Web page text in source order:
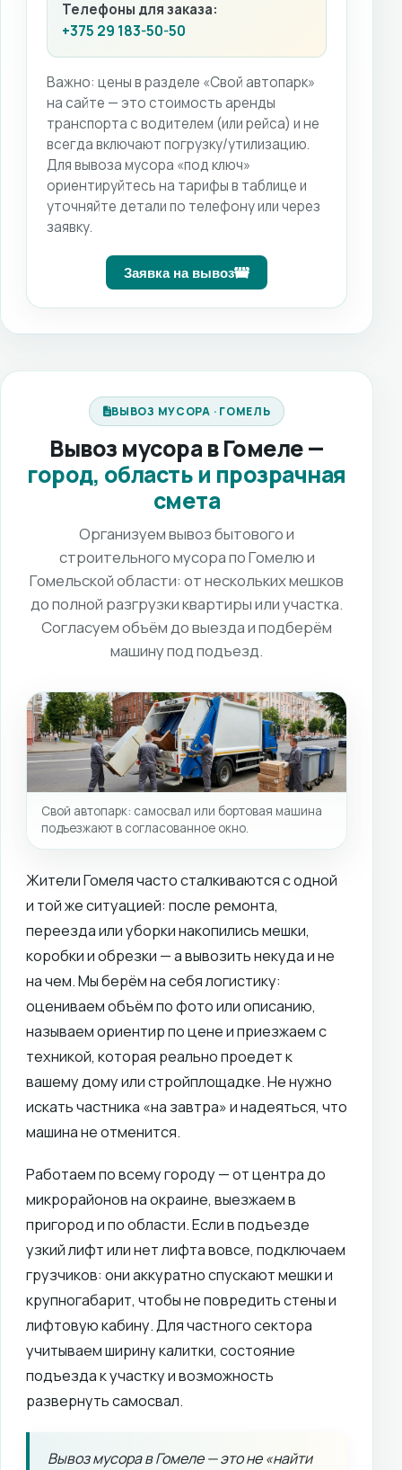
Телефоны для заказа:
+375 29 183-50-50
Важно: цены в разделе «Свой автопарк»
на сайте — это стоимость аренды
транспорта с водителем (или рейса) и не
всегда включают погрузку/утилизацию.
Для вывоза мусора «под ключ»
ориентируйтесь на тарифы в таблице и
уточняйте детали по телефону или через
заявку.
Заявка на вывоз
ВЫВОЗ МУСОРА · ГОМЕЛЬ
Вывоз мусора в Гомеле —
город, область и прозрачная
смета
Организуем вывоз бытового и
строительного мусора по Гомелю и
Гомельской области: от нескольких мешков
до полной разгрузки квартиры или участка.
Согласуем объём до выезда и подберём
машину под подъезд.
Свой автопарк: самосвал или бортовая машина
подъезжают в согласованное окно.
Жители Гомеля часто сталкиваются с одной
и той же ситуацией: после ремонта,
переезда или уборки накопились мешки,
коробки и обрезки — а вывозить некуда и не
на чем. Мы берём на себя логистику:
оцениваем объём по фото или описанию,
называем ориентир по цене и приезжаем с
техникой, которая реально проедет к
вашему дому или стройплощадке. Не нужно
искать частника «на завтра» и надеяться, что
машина не отменится.
Работаем по всему городу — от центра до
микрорайонов на окраине, выезжаем в
пригород и по области. Если в подъезде
узкий лифт или нет лифта вовсе, подключаем
грузчиков: они аккуратно спускают мешки и
крупногабарит, чтобы не повредить стены и
лифтовую кабину. Для частного сектора
учитываем ширину калитки, состояние
подъезда к участку и возможность
развернуть самосвал.
Вывоз мусора в Гомеле — это не «найти